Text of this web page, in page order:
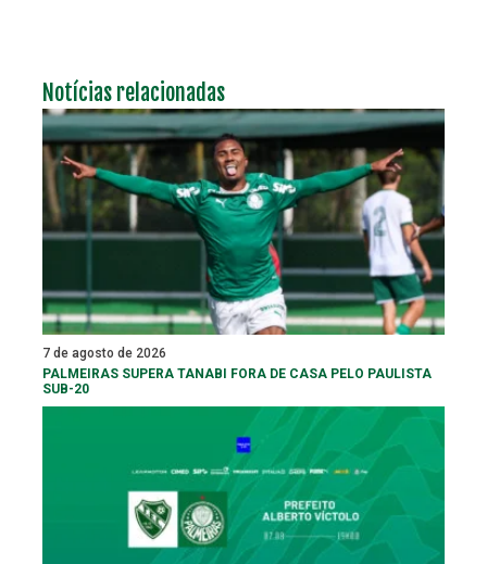
Notícias relacionadas
7 de agosto de 2026
PALMEIRAS SUPERA TANABI FORA DE CASA PELO PAULISTA
SUB-20